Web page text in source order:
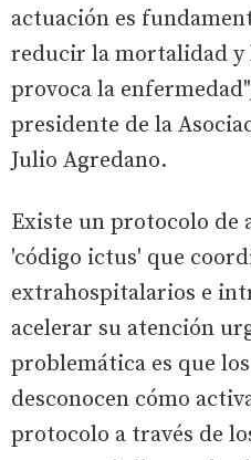
actuación es
reducir la mortalidad y
provoca la
presidente de la
Julio Agredano.
Existe un protocolo de
'código ictus' que
extrahospitalarios e
acelerar su atención
problemática es que
desconocen cómo
protocolo a través de